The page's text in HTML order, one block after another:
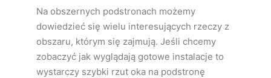
Na obszernych podstronach możemy
dowiedzieć się wielu interesujących rzeczy z
obszaru, którym się zajmują. Jeśli chcemy
zobaczyć jak wyglądają gotowe instalacje to
wystarczy szybki rzut oka na podstronę